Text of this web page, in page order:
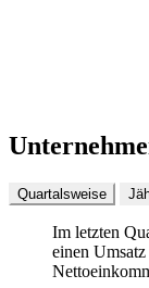
Quartalsweise
Im letzten
einen